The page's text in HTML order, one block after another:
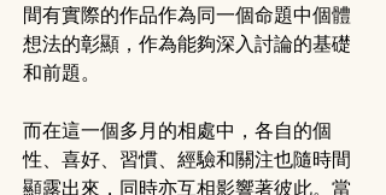
間有實際的作品作為同一個命題中個體
想法的彰顯，作為能夠深入討論的基礎
和前題。
而在這一個多月的相處中，各自的個
性、喜好、習慣、經驗和關注也隨時間
顯露出來，同時亦互相影響著彼此。當